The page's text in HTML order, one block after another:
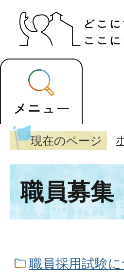
現在のページ
職員募集
職員採用試験